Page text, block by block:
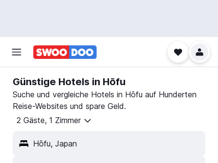
Günstige Hotels in Hōfu
Suche und vergleiche Hotels in Hōfu auf Hunderten
Reise-Websites und spare Geld.
2 Gäste, 1 Zimmer
Hōfu, Japan